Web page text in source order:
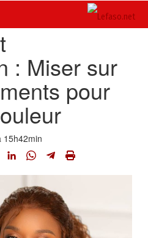
: Miser sur
pour
15h42min